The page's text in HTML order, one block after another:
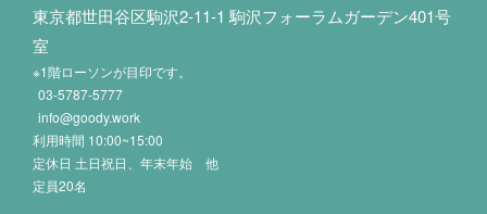
東京都世田谷区駒沢2-11-1 駒沢フォーラムガーデン401号
室
※1階ローソンが目印です。
03-5787-5777
info@goody.work
利用時間 10:00~15:00
定休日 土日祝日、年末年始 他
定員20名